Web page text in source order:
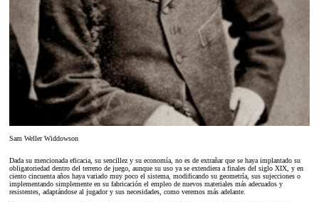
Sam Weller Widdowson
Dada su mencionada eficacia, su sencillez y su economía, no es de extrañar que se haya implantado su
obligatoriedad dentro del terreno de juego, aunque su uso ya se extendiera a finales del siglo XIX, y en
ciento cincuenta años haya variado muy poco el sistema, modificando su geometría, sus sujecciones o
implementando simplemente en su fabricación el empleo de nuevos materiales más adecuados y
resistentes, adaptándose al jugador y sus necesidades, como veremos más adelante.